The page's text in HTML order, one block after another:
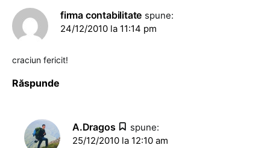
firma contabilitate spune:
24/12/2010 la 11:14 pm
craciun fericit!
Răspunde
A.Dragos
spune:
25/12/2010 la 12:10 am